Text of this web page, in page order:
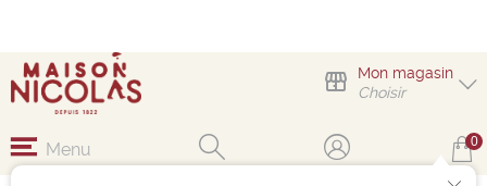
Mon magasin
Choisir
Menu 0